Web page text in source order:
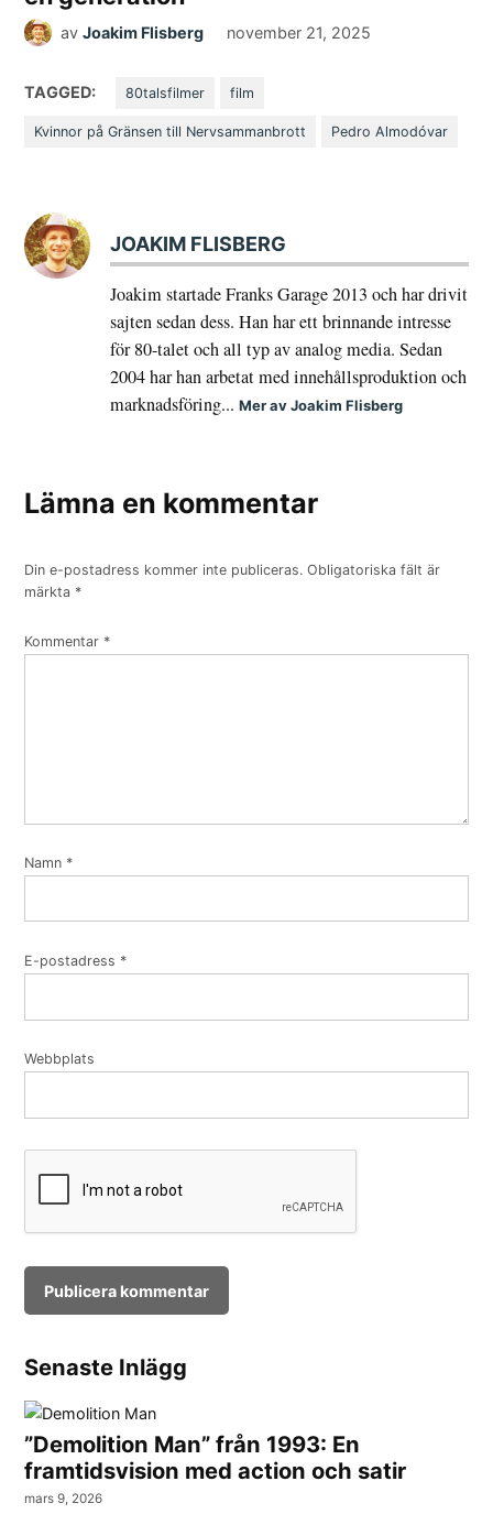
av Joakim Flisberg november 21, 2025
TAGGED: 80talsfilmer film
Kvinnor på Gränsen till Nervsammanbrott Pedro Almodóvar
JOAKIM FLISBERG
Joakim startade Franks Garage 2013 och har drivit
sajten sedan dess. Han har ett brinnande intresse
för 80-talet och all typ av analog media. Sedan
2004 har han arbetat med innehållsproduktion och
marknadsföring...Mer av Joakim Flisberg
Lämna en kommentar
Din e-postadress kommer inte publiceras. Obligatoriska fält är
märkta *
Kommentar *
Namn *
E-postadress *
Webbplats
Senaste Inlägg
”Demolition Man” från 1993: En
framtidsvision med action och satir
mars 9, 2026